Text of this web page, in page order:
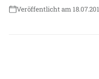
Veröffentlicht am